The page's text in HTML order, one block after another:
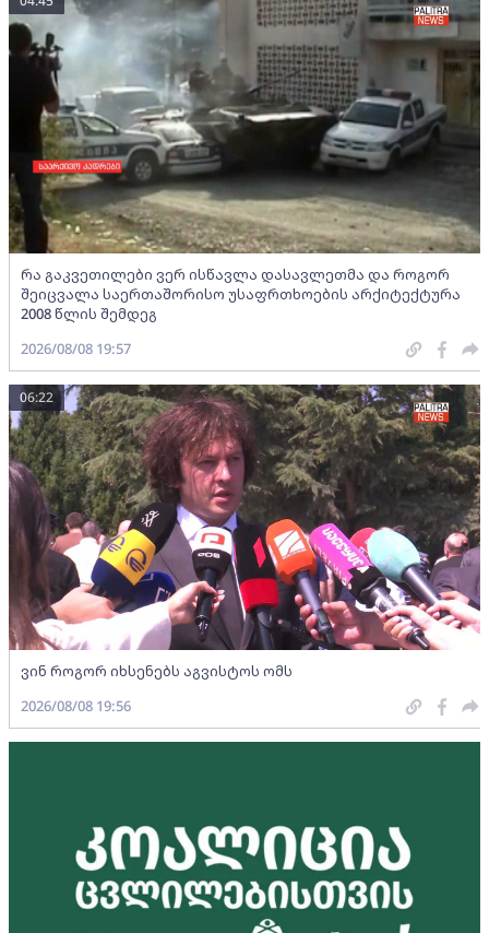
რა გაკვეთილები ვერ ისწავლა დასავლეთმა და როგორ
შეიცვალა საერთაშორისო უსაფრთხოების არქიტექტურა
2008 წლის შემდეგ
2026/08/08 19:57
ვინ როგორ იხსენებს აგვისტოს ომს
06:22
2026/08/08 19:56